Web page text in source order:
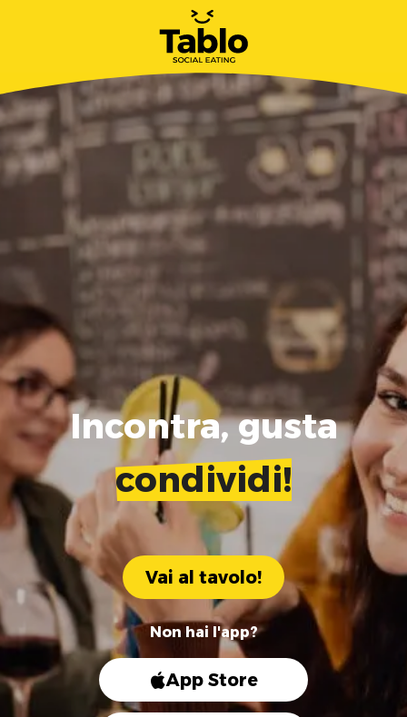
Incontra, gusta
condividi!
Vai al tavolo!
Non hai l'app?
App Store